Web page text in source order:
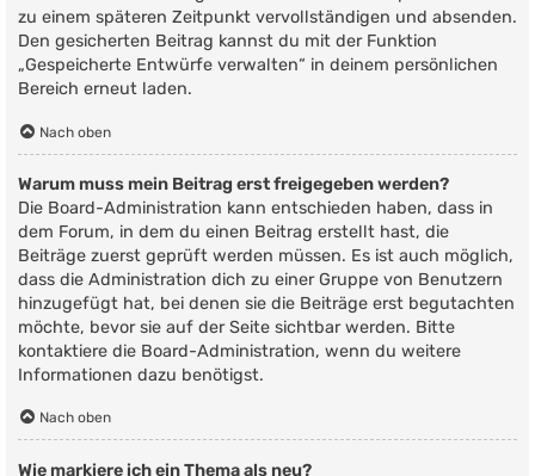
zu einem späteren Zeitpunkt vervollständigen und absenden.
Den gesicherten Beitrag kannst du mit der Funktion
„Gespeicherte Entwürfe verwalten“ in deinem persönlichen
Bereich erneut laden.
Nach oben
Warum muss mein Beitrag erst freigegeben werden?
Die Board-Administration kann entschieden haben, dass in
dem Forum, in dem du einen Beitrag erstellt hast, die
Beiträge zuerst geprüft werden müssen. Es ist auch möglich,
dass die Administration dich zu einer Gruppe von Benutzern
hinzugefügt hat, bei denen sie die Beiträge erst begutachten
möchte, bevor sie auf der Seite sichtbar werden. Bitte
kontaktiere die Board-Administration, wenn du weitere
Informationen dazu benötigst.
Nach oben
Wie markiere ich ein Thema als neu?